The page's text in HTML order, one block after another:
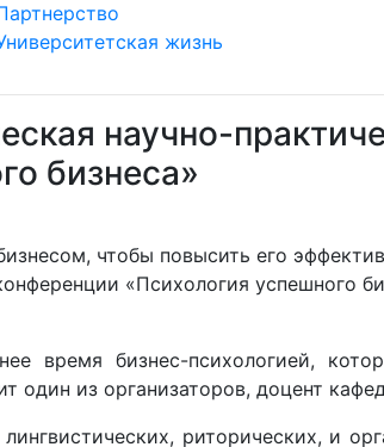
жизнь
научно-
бизнеса»
чтобы повысить его
«Психология успешного
время бизнес-психологией,
один из организаторов, доцент
риторических, и